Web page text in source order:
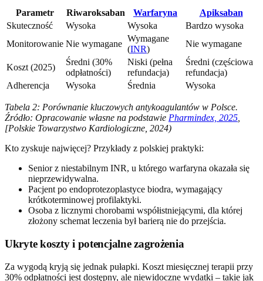
Parametr Riwaroksaban Warfaryna
Apiksaban
Skuteczność
Wysoka Wysoka
Bardzo wysoka
Monitorowanie Nie wymagane
Wymagane
(INR)
Nie wymagane
Koszt (2025)
Średni (30%
odpłatności)
Niski (pełna
refundacja)
Średni (częściowa
refundacja)
Adherencja
Wysoka Średnia Wysoka
Tabela 2: Porównanie kluczowych antykoagulantów w Polsce.
Źródło: Opracowanie własne na podstawie Pharmindex, 2025
[Polskie Towarzystwo Kardiologiczne, 2024)
Kto zyskuje najwięcej? Przykłady z polskiej praktyki:
Senior z niestabilnym INR, u którego warfaryna okazała się
nieprzewidywalna.
Pacjent po endoprotezoplastyce biodra, wymagający
krótkoterminowej profilaktyki.
Osoba z licznymi chorobami współistniejącymi, dla której
złożony schemat leczenia był barierą nie do przejścia.
Ukryte koszty i potencjalne zagrożenia
Za wygodą kryją się jednak pułapki. Koszt miesięcznej terapii przy
30% odpłatności jest dostępny, ale niewidoczne wydatki – takie jak